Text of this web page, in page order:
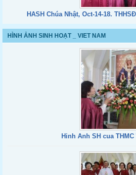
HASH Chúa Nhật, Oct-14-18.
HÌNH ẢNH SINH HOẠT _ VIET NAM
Hinh Anh SH cua THMC